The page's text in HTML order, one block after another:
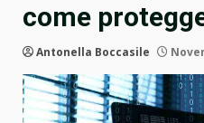
come
Antonella Boccasile